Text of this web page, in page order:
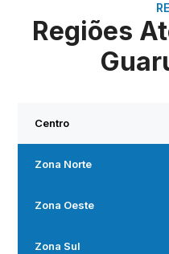
Regiões
Centro
Zona Norte
Zona Oeste
Zona Sul